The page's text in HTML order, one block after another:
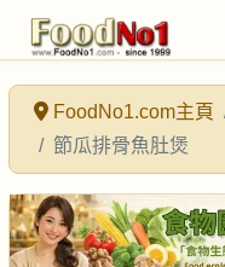
FoodNo1.com主頁
節瓜排骨魚肚煲